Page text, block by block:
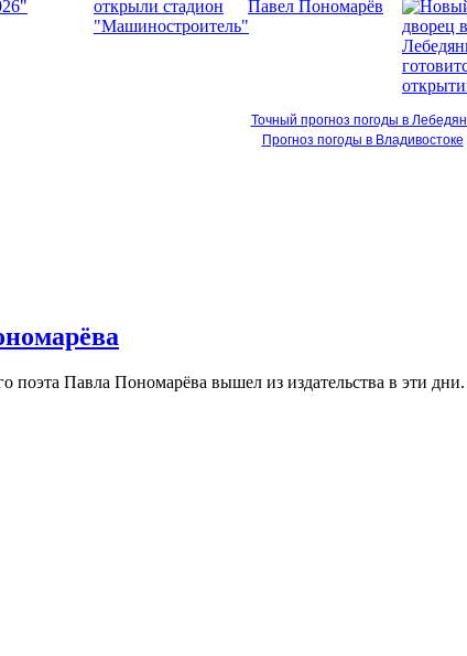
Точный прогноз погоды в
Прогноз погоды в Владивостоке
поэта Павла Пономарёва вышел из издательства в эти